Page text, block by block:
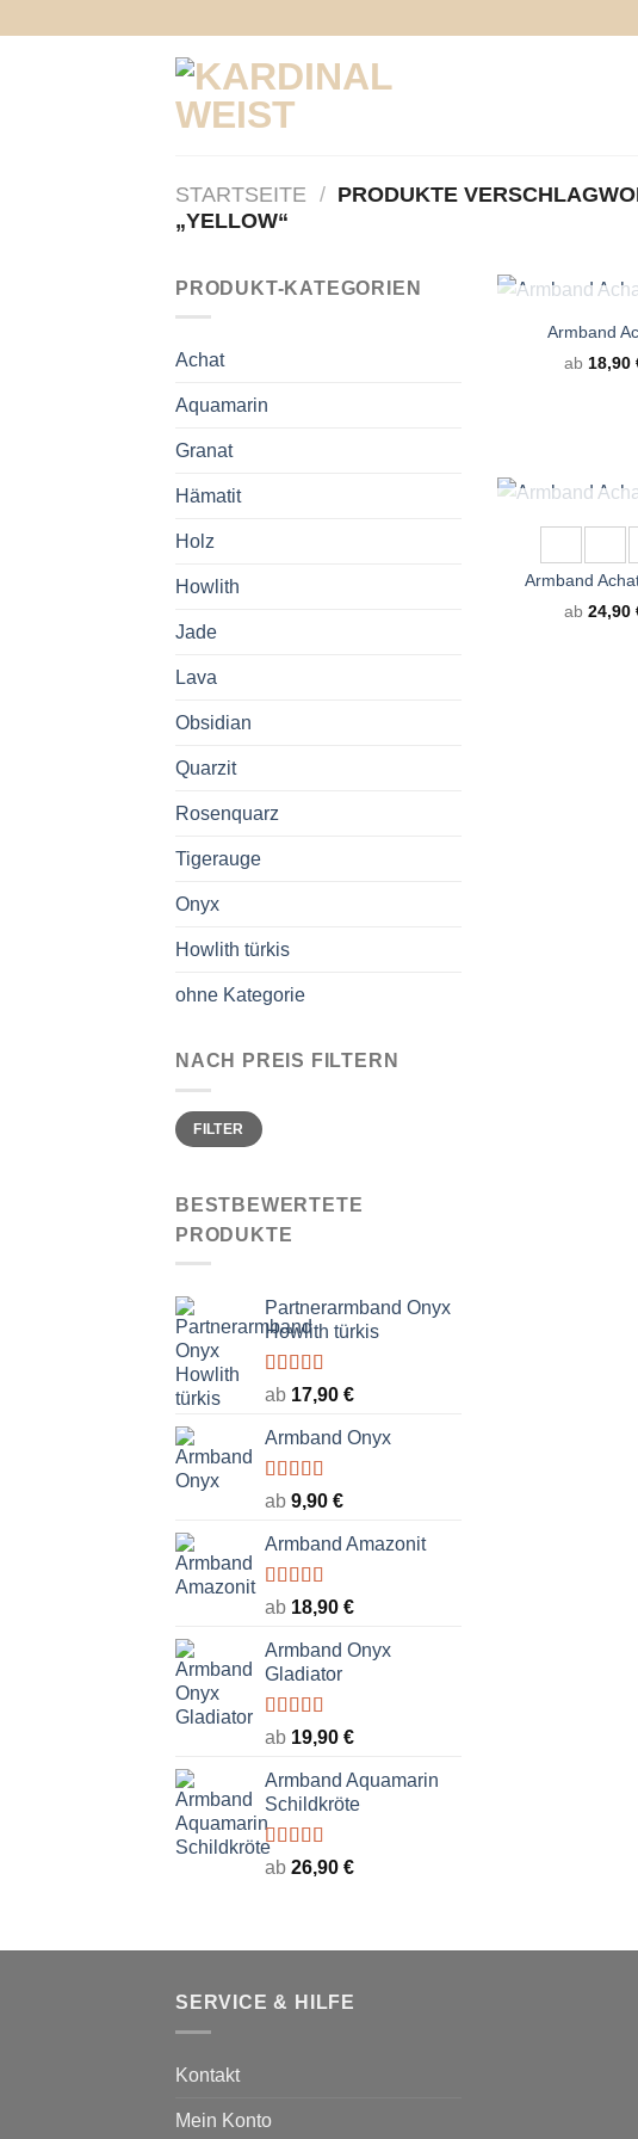
STARTSEITE / PRODUKTE
„YELLOW“
PRODUKT-KATEGORIEN
Achat
Aquamarin
Granat
Hämatit
Holz
Howlith
Jade
Lava
Obsidian
Quarzit
Rosenquarz
Tigerauge
Onyx
Howlith türkis
ohne Kategorie
NACH PREIS FILTERN
Min.
Preis
Max.
PreisFILTER
BESTBEWERTETE
PRODUKTE
Partnerarmband Onyx
Howlith türkis
Bewertet
5.00
5
ab 17,90 €
Armband Onyx
Bewertet
5.00
5
ab 9,90 €
Armband Amazonit
Bewertet
5.00
5
ab 18,90 €
Armband Onyx
Gladiator
Bewertet
5.00
5
ab 19,90 €
Armband Aquamarin
Schildkröte
Bewertet
5.00
ab 26,90 €
+
NICHT
Armband
ab 18,90
+
NICHT
Armband
ab 24,90
SERVICE & HILFE
Kontakt
Mein Konto